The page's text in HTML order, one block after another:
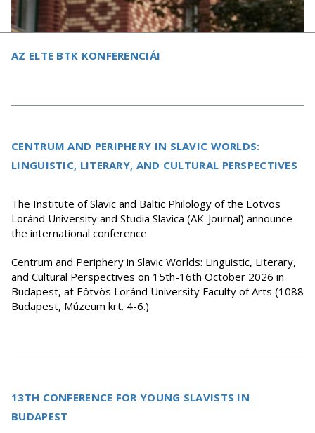
AZ ELTE BTK KONFERENCIÁI
CENTRUM AND PERIPHERY IN SLAVIC WORLDS:
LINGUISTIC, LITERARY, AND CULTURAL PERSPECTIVES
The Institute of Slavic and Baltic Philology of the Eötvös
Loránd University and Studia Slavica (AK-Journal) announce
the international conference
Centrum and Periphery in Slavic Worlds: Linguistic, Literary,
and Cultural Perspectives on 15th-16th October 2026 in
Budapest, at Eötvös Loránd University Faculty of Arts (1088
Budapest, Múzeum krt. 4-6.)
13TH CONFERENCE FOR YOUNG SLAVISTS IN
BUDAPEST